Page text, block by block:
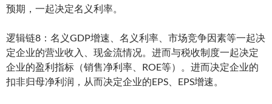
预期，一起决定名义利率。
逻辑链8：名义GDP增速、名义利率、市场竞争因素等一起决
定企业的营业收入、现金流情况。进而与税收制度一起决定
企业的盈利指标（销售净利率、ROE等）。进而决定企业的
扣非归母净利润，从而决定企业的EPS、EPS增速。